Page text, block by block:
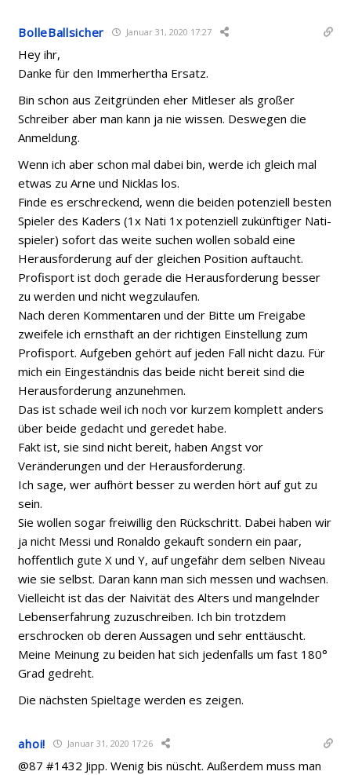
BolleBallsicher Januar 31, 2020 17:27
Hey ihr,
Danke für den Immerhertha Ersatz.
Bin schon aus Zeitgründen eher Mitleser als großer
Schreiber aber man kann ja nie wissen. Deswegen die
Anmeldung.
Wenn ich aber schon mal dabei bin, werde ich gleich mal
etwas zu Arne und Nicklas los.
Finde es erschreckend, wenn die beiden potenziell besten
Spieler des Kaders (1x Nati 1x potenziell zukünftiger Nati-
spieler) sofort das weite suchen wollen sobald eine
Herausforderung auf der gleichen Position auftaucht.
Profisport ist doch gerade die Herausforderung besser
zu werden und nicht wegzulaufen.
Nach deren Kommentaren und der Bitte um Freigabe
zweifele ich ernsthaft an der richtigen Einstellung zum
Profisport. Aufgeben gehört auf jeden Fall nicht dazu. Für
mich ein Eingeständnis das beide nicht bereit sind die
Herausforderung anzunehmen.
Das ist schade weil ich noch vor kurzem komplett anders
über beide gedacht und geredet habe.
Fakt ist, sie sind nicht bereit, haben Angst vor
Veränderungen und der Herausforderung.
Ich sage, wer aufhört besser zu werden hört auf gut zu
sein.
Sie wollen sogar freiwillig den Rückschritt. Dabei haben wir
ja nicht Messi und Ronaldo gekauft sondern ein paar,
hoffentlich gute X und Y, auf ungefähr dem selben Niveau
wie sie selbst. Daran kann man sich messen und wachsen.
Vielleicht ist das der Naivität des Alters und mangelnder
Lebenserfahrung zuzuschreiben. Ich bin trotzdem
erschrocken ob deren Aussagen und sehr enttäuscht.
Meine Meinung zu beiden hat sich jedenfalls um fast 180°
Grad gedreht.
Die nächsten Spieltage werden es zeigen.
ahoi! Januar 31, 2020 17:26
@87 #1432 Jipp. Wenig bis nüscht. Außerdem muss man